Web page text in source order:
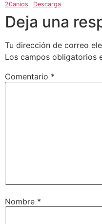
20anios Descarga
Deja una
Tu dirección de correo
Los campos obligatorios
Comentario *
Nombre *